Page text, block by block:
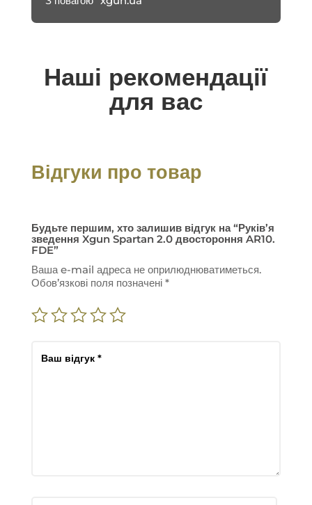
Наші рекомендації
для вас
Відгуки про товар
Будьте першим, хто залишив відгук на “Руків’я
зведення Xgun Spartan 2.0 двостороння AR10.
FDE”
Ваша e-mail адреса не оприлюднюватиметься.
Обов’язкові поля позначені *